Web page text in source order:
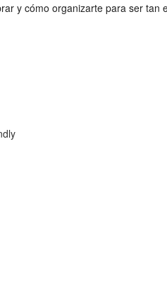
y cómo organizarte para ser tan